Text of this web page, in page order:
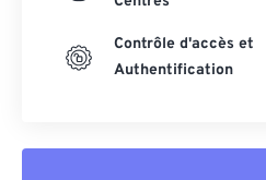
Contrôle d'accès et
Authentification